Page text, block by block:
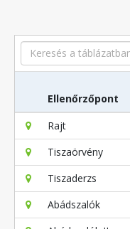
Search
Ellenőrzőpont
Rajt
Tiszaörvény
Tiszaderzs
Abádszalók